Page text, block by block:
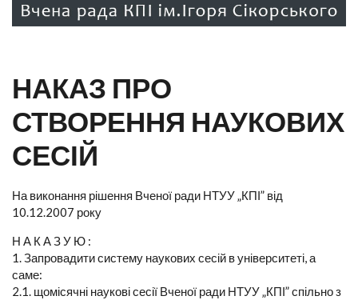
НАКАЗ ПРО
СТВОРЕННЯ НАУКОВИХ
СЕСІЙ
На виконання рішення Вченої ради НТУУ „КПІ” від
10.12.2007 року
Н А К А З У Ю :
1. Запровадити систему наукових сесій в університеті, а
саме:
2.1. щомісячні наукові сесії Вченої ради НТУУ „КПІ” спільно з